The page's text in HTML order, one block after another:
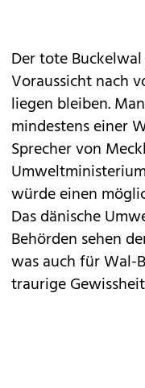
Der tote
Voraussicht nach
liegen bleiben.
mindestens einer
Sprecher von
würde einen
Das dänische
Behörden sehen
was auch für Wal-
traurige